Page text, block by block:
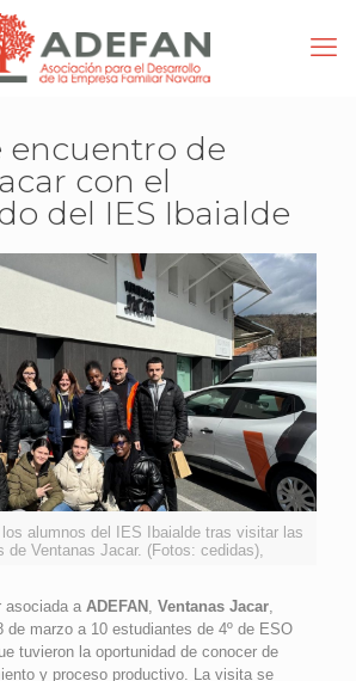
encuentro de
con el
del IES Ibaialde
alumnos del IES Ibaialde tras visitar las
de Ventanas Jacar. (Fotos: cedidas),
asociada a ADEFAN , Ventanas Jacar,
de marzo a 10 estudiantes de 4º de ESO
tuvieron la oportunidad de conocer de
y proceso productivo. La visita se